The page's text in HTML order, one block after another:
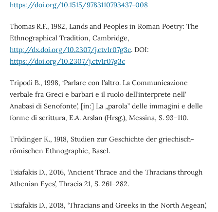
https://doi.org/10.1515/9783110793437-008
Thomas R.F., 1982, Lands and Peoples in Roman Poetry: The
Ethnographical Tradition, Cambridge,
http://dx.doi.org/10.2307/j.ctv1r07g3c. DOI:
https://doi.org/10.2307/j.ctv1r07g3c
Tripodi B., 1998, ‘Parlare con l’altro. La Communicazione
verbale fra Greci e barbari e il ruolo dell’interprete nell’
Anabasi di Senofonte’, [in:] La „parola” delle immagini e delle
forme di scrittura, E.A. Arslan (Hrsg.), Messina, S. 93–110.
Trüdinger K., 1918, Studien zur Geschichte der griechisch-
römischen Ethnographie, Basel.
Tsiafakis D., 2016, ‘Ancient Thrace and the Thracians through
Athenian Eyes’, Thracia 21, S. 261–282.
Tsiafakis D., 2018, ‘Thracians and Greeks in the North Aegean’,